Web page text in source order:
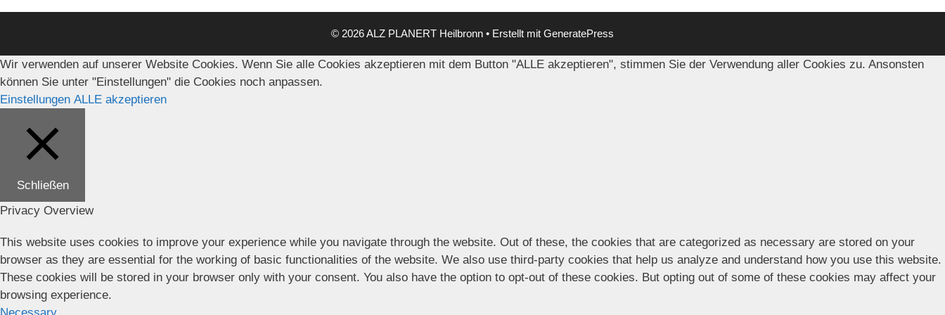
© 2026 ALZ PLANERT Heilbronn • Erstellt mit GeneratePress
Wir verwenden auf unserer Website Cookies. Wenn Sie alle Cookies akzeptieren mit dem Button "ALLE akzeptieren", stimmen Sie der Verwendung aller Cookies zu. Ansonsten
können Sie unter "Einstellungen" die Cookies noch anpassen.
Einstellungen ALLE akzeptieren
Schließen
Privacy Overview
This website uses cookies to improve your experience while you navigate through the website. Out of these, the cookies that are categorized as necessary are stored on your
browser as they are essential for the working of basic functionalities of the website. We also use third-party cookies that help us analyze and understand how you use this website.
These cookies will be stored in your browser only with your consent. You also have the option to opt-out of these cookies. But opting out of some of these cookies may affect your
browsing experience.
Necessary